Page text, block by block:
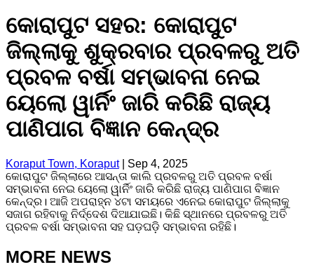
କୋରାପୁଟ ସହର: କୋରାପୁଟ
ଜିଲ୍ଲାକୁ ଶୁକ୍ରବାର ପ୍ରବଳରୁ ଅତି
ପ୍ରବଳ ବର୍ଷା ସମ୍ଭାବନା ନେଇ
ୟେଲୋ ୱାର୍ନିଂ ଜାରି କରିଛି ରାଜ୍ୟ
ପାଣିପାଗ ବିଜ୍ଞାନ କେନ୍ଦ୍ର
Koraput Town, Koraput| Sep 4, 2025
କୋରାପୁଟ ଜିଲ୍ଲାରେ ଆସନ୍ତା କାଲି ପ୍ରବଳରୁ ଅତି ପ୍ରବଳ ବର୍ଷା
ସମ୍ଭାବନା ନେଇ ୟେଲୋ ୱାର୍ନିଂ ଜାରି କରିଛି ରାଜ୍ୟ ପାଣିପାଗ ବିଜ୍ଞାନ
କେନ୍ଦ୍ର। ଆଜି ଅପରାହ୍ନ ୪ଟା ସମୟରେ ଏନେଇ କୋରାପୁଟ ଜିଲ୍ଲାକୁ
ସଜାଗ ରହିବାକୁ ନିର୍ଦ୍ଦେଶ ଦିଆଯାଇଛି। କିଛି ସ୍ଥାନରେ ପ୍ରବଳରୁ ଅତି
ପ୍ରବଳ ବର୍ଷା ସମ୍ଭାବନା ସହ ଘଡ଼ଘଡ଼ି ସମ୍ଭାବନା ରହିଛି।
MORE NEWS